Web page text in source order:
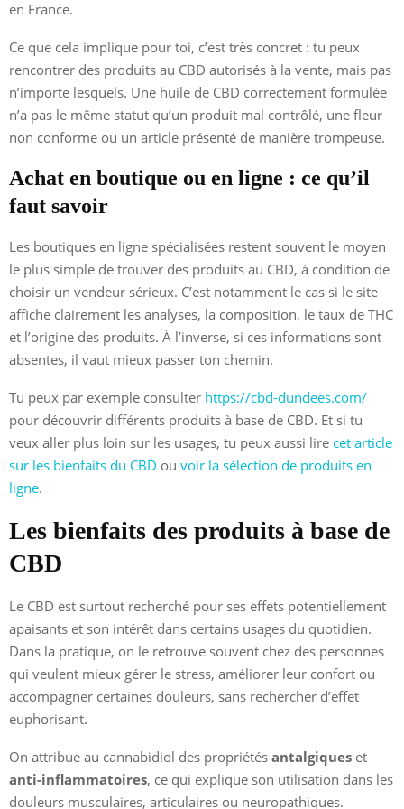
en France.
Ce que cela implique pour toi, c’est très concret : tu peux
rencontrer des produits au CBD autorisés à la vente, mais pas
n’importe lesquels. Une huile de CBD correctement formulée
n’a pas le même statut qu’un produit mal contrôlé, une fleur
non conforme ou un article présenté de manière trompeuse.
Achat en boutique ou en ligne : ce qu’il
faut savoir
Les boutiques en ligne spécialisées restent souvent le moyen
le plus simple de trouver des produits au CBD, à condition de
choisir un vendeur sérieux. C’est notamment le cas si le site
affiche clairement les analyses, la composition, le taux de THC
et l’origine des produits. À l’inverse, si ces informations sont
absentes, il vaut mieux passer ton chemin.
Tu peux par exemple consulter https://cbd-dundees.com/
pour découvrir différents produits à base de CBD. Et si tu
veux aller plus loin sur les usages, tu peux aussi lire cet article
sur les bienfaits du CBD ou voir la sélection de produits en
ligne.
Les bienfaits des produits à base de
CBD
Le CBD est surtout recherché pour ses effets potentiellement
apaisants et son intérêt dans certains usages du quotidien.
Dans la pratique, on le retrouve souvent chez des personnes
qui veulent mieux gérer le stress, améliorer leur confort ou
accompagner certaines douleurs, sans rechercher d’effet
euphorisant.
On attribue au cannabidiol des propriétés antalgiques et
anti-inflammatoires, ce qui explique son utilisation dans les
douleurs musculaires, articulaires ou neuropathiques.